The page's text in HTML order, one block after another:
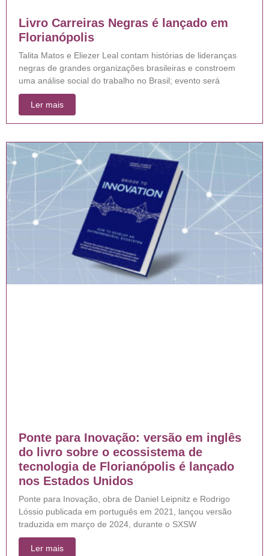
Livro Carreiras Negras é lançado em
Florianópolis
Talita Matos e Eliezer Leal contam histórias de lideranças
negras de grandes organizações brasileiras e constroem
uma análise social do trabalho no Brasil; evento será
Ler mais
Ponte para Inovação: versão em inglês
do livro sobre o ecossistema de
tecnologia de Florianópolis é lançado
nos Estados Unidos
Ponte para Inovação, obra de Daniel Leipnitz e Rodrigo
Lóssio publicada em português em 2021, lançou versão
traduzida em março de 2024, durante o SXSW
Ler mais